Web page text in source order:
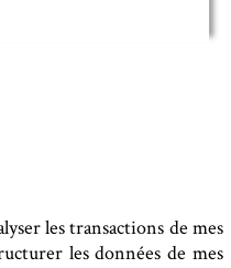
les transactions de mes
les données de mes